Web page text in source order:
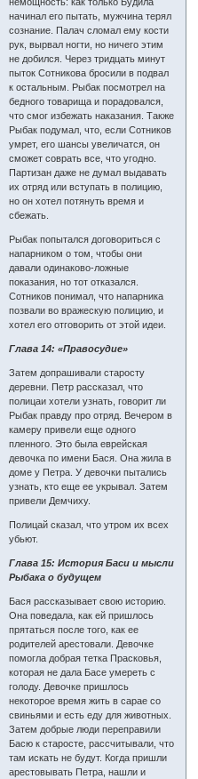
начинал его пытать, мужчина терял
сознание. Палач сломал ему кости
рук, вырвал ногти, но ничего этим
не добился. Через тридцать минут
пыток Сотникова бросили в подвал
к остальным. Рыбак посмотрел на
бедного товарища и порадовался,
что смог избежать наказания. Также
Рыбак подумал, что, если Сотников
умрет, его шансы увеличатся, он
сможет соврать все, что угодно.
Партизан даже не думал выдавать
их отряд или вступать в полицию,
но он хотел потянуть время и
сбежать.
Рыбак попытался договориться с
напарником о том, чтобы они
давали одинаково-ложные
показания, но тот отказался.
Сотников понимал, что напарника
позвали во вражескую полицию, и
хотел его отговорить от этой идеи.
Глава 14: «Правосудие»
Затем допрашивали старосту
деревни. Петр рассказал, что
полицаи хотели узнать, говорит ли
Рыбак правду про отряд. Вечером в
камеру привели еще одного
пленного. Это была еврейская
девочка по имени Бася. Она жила в
доме у Петра. У девочки пытались
узнать, кто еще ее укрывал. Затем
привели Демчиху.
Полицай сказал, что утром их всех
убьют.
Глава 15: История Баси и мысли
Рыбака о будущем
Бася рассказывает свою историю.
Она поведала, как ей пришлось
прятаться после того, как ее
родителей арестовали. Девочке
помогла добрая тетка Прасковья,
которая не дала Басе умереть с
голоду. Девочке пришлось
некоторое время жить в сарае со
свиньями и есть еду для животных.
Затем добрые люди переправили
Басю к старосте, рассчитывали, что
там искать не будут. Когда пришли
арестовывать Петра, нашли и